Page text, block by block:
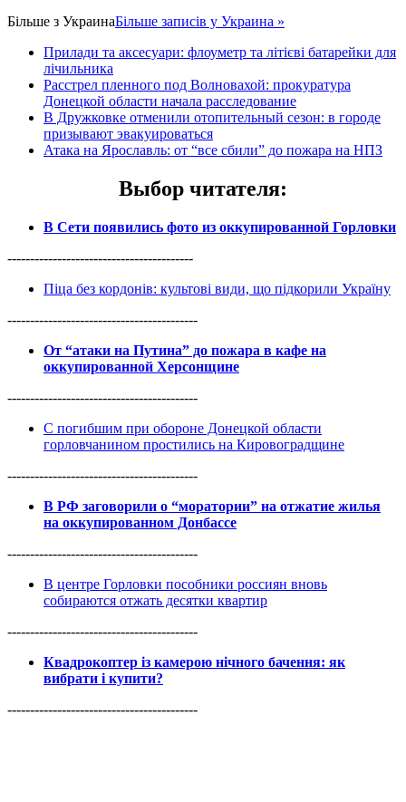
Більше з УкраинаБільше записів у Украина »
Прилади та аксесуари: флоуметр та літієві батарейки для
лічильника
Расстрел пленного под Волновахой: прокуратура
Донецкой области начала расследование
В Дружковке отменили отопительный сезон: в городе
призывают эвакуироваться
Атака на Ярославль: от “все сбили” до пожара на НПЗ
Выбор читателя:
В Сети появились фото из оккупированной Горловки
-----------------------------------------
Піца без кордонів: культові види, що підкорили Україну
------------------------------------------
От “атаки на Путина” до пожара в кафе на
оккупированной Херсонщине
------------------------------------------
С погибшим при обороне Донецкой области
горловчанином простились на Кировоградщине
------------------------------------------
В РФ заговорили о “моратории” на отжатие жилья
на оккупированном Донбассе
------------------------------------------
В центре Горловки пособники россиян вновь
собираются отжать десятки квартир
------------------------------------------
Квадрокоптер із камерою нічного бачення: як
вибрати і купити?
------------------------------------------